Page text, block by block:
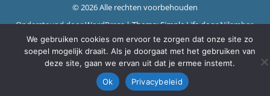
© 2026 Alle rechten voorbehouden
Ondersteund door WordPress|Thema: Simple Life doorNilambar.
We gebruiken cookies om ervoor te zorgen dat onze site zo
soepel mogelijk draait. Als je doorgaat met het gebruiken van
deze site, gaan we ervan uit dat je ermee instemt.
Ok
Privacybeleid